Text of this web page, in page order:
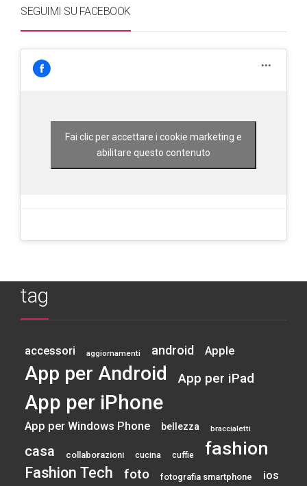
SEGUIMI SU FACEBOOK
Fai clic per accettare i cookie marketing e
abilitare questo contenuto
tag
accessori aggiornamenti android Apple
App per Android App per iPad
App per iPhone
App per Windows Phone bellezza braccialetti
casa collaborazioni cucina cuffie fashion
Fashion Tech foto fotografia smartphone ios